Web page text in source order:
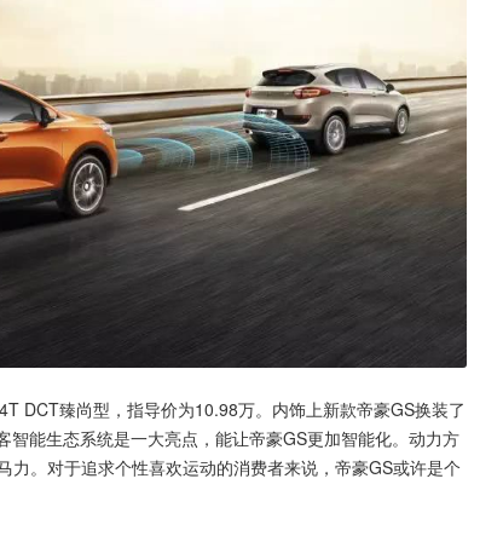
DCT臻尚型，指导价为10.98万。内饰上新款帝豪GS换装了
能生态系统是一大亮点，能让帝豪GS更加智能化。动力方
。对于追求个性喜欢运动的消费者来说，帝豪GS或许是个